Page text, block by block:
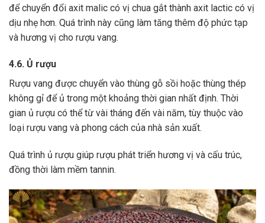
để chuyển đổi axit malic có vị chua gắt thành axit lactic có vị
dịu nhẹ hơn. Quá trình này cũng làm tăng thêm độ phức tạp
và hương vị cho rượu vang.
4.6. Ủ rượu
Rượu vang được chuyển vào thùng gỗ sồi hoặc thùng thép
không gỉ để ủ trong một khoảng thời gian nhất định. Thời
gian ủ rượu có thể từ vài tháng đến vài năm, tùy thuộc vào
loại rượu vang và phong cách của nhà sản xuất.
Quá trình ủ rượu giúp rượu phát triển hương vị và cấu trúc,
đồng thời làm mềm tannin.